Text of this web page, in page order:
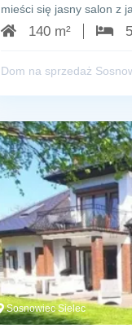
mieści się jasny salon z
140 m² 5
Dom na sprzedaż
Sosnowiec Sielec